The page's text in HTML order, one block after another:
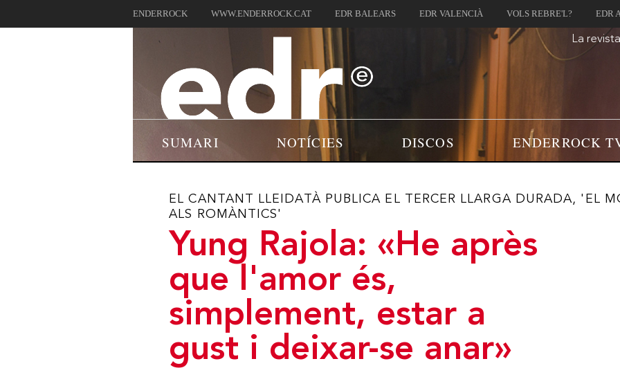
ENDERROCK WWW.ENDERROCK.CAT EDR BALEARS EDR VALENCIÀ VOLS REBRE'L? EDR
La
SUMARI NOTÍCIES DISCOS ENDERROCK
EL CANTANT LLEIDATÀ PUBLICA EL TERCER LLARGA DURADA, 'EL
ALS ROMÀNTICS'
Yung Rajola: «He après
que l'amor és,
simplement, estar a
gust i deixar-se anar»